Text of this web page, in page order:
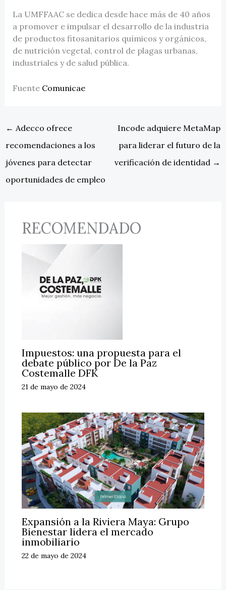
La UMFFAAC se dedica desde hace más de 40 años
a promover e impulsar el desarrollo de la industria
de productos fitosanitarios químicos y orgánicos,
de nutrición vegetal, control de plagas urbanas,
industriales y de salud pública.
Fuente Comunicae
← Adecco ofrece
recomendaciones a los
jóvenes para detectar
oportunidades de empleo
Incode adquiere MetaMap
para liderar el futuro de la
verificación de identidad →
RECOMENDADO
Impuestos: una propuesta para el
debate público por De la Paz
Costemalle DFK
21 de mayo de 2024
Expansión a la Riviera Maya: Grupo
Bienestar lidera el mercado
inmobiliario
22 de mayo de 2024